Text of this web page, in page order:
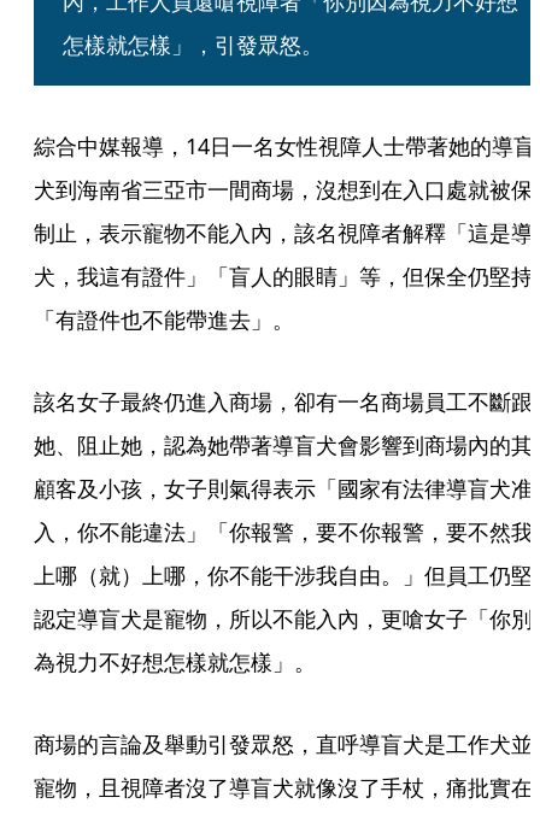
怎樣就怎樣」，引發眾怒。
綜合中媒報導，14日一名女性視障人士帶著她的導盲
犬到海南省三亞市一間商場，沒想到在入口處就被保
制止，表示寵物不能入內，該名視障者解釋「這是導
犬，我這有證件」「盲人的眼睛」等，但保全仍堅持
「有證件也不能帶進去」。
該名女子最終仍進入商場，卻有一名商場員工不斷跟
她、阻止她，認為她帶著導盲犬會影響到商場內的其
顧客及小孩，女子則氣得表示「國家有法律導盲犬准
入，你不能違法」「你報警，要不你報警，要不然我
上哪（就）上哪，你不能干涉我自由。」但員工仍堅
認定導盲犬是寵物，所以不能入內，更嗆女子「你別
為視力不好想怎樣就怎樣」。
商場的言論及舉動引發眾怒，直呼導盲犬是工作犬並
寵物，且視障者沒了導盲犬就像沒了手杖，痛批實在